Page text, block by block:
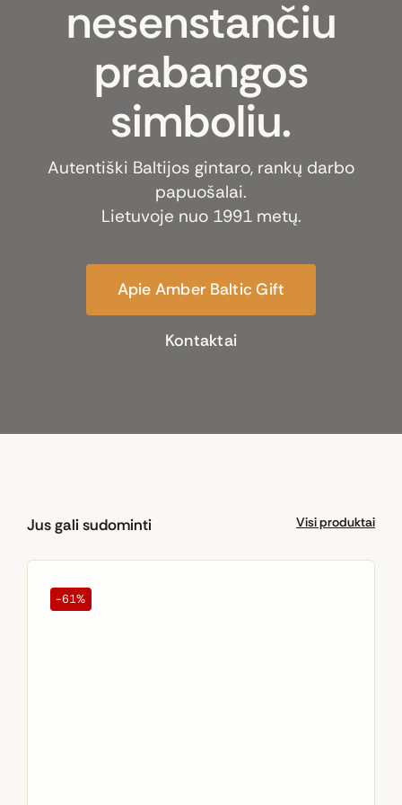
nesenstančiu
prabangos
simboliu.
Autentiški Baltijos gintaro, rankų darbo
papuošalai.
Lietuvoje nuo 1991 metų.
Apie Amber Baltic Gift
Kontaktai
Jus gali sudominti Visi produktai
-61%